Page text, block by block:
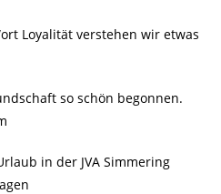
Loyalität verstehen wir etwas
so schön begonnen.
in der JVA Simmering